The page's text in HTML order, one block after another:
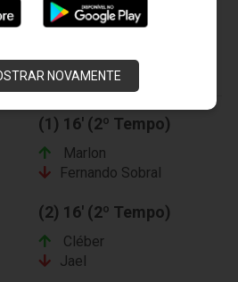
NOVAMENTE
Pires
(1) 16' (2º Tempo)
Marlon
Fernando Sobral
(2) 16' (2º Tempo)
Cléber
Jael